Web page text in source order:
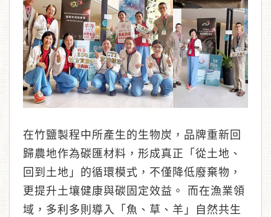
在竹鹽製程中所產生的生物炭，品牌重新回
歸農地作為碳匯材料，形成真正「從土地、
回到土地」的循環模式，不僅降低廢棄物，
更提升土壤健康與碳固定效益。 而在漁業領
域，多利多則導入「魚、草、羊」自然共生